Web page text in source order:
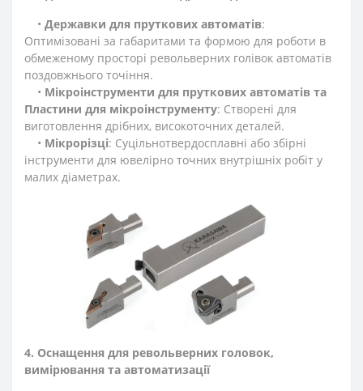
• Державки для пруткових автоматів:
Оптимізовані за габаритами та формою для роботи в
обмеженому просторі револьверних голівок автоматів
поздовжнього точіння.
• Мікроінструменти для пруткових автоматів та
Пластини для мікроінструменту: Створені для
виготовлення дрібних, високоточних деталей.
• Мікрорізці: Суцільнотвердосплавні або збірні
інструменти для ювелірно точних внутрішніх робіт у
малих діаметрах.
4. Оснащення для револьверних головок,
вимірювання та автоматизації